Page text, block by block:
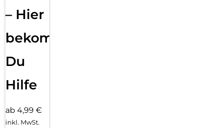
– Hier
bekommst
Du
Hilfe
ab 4,99 €
inkl. MwSt.